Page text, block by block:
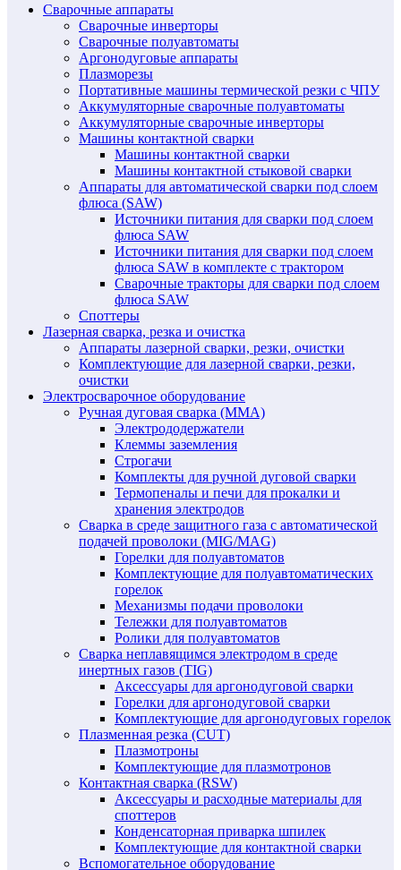
Сварочные аппараты
Сварочные инверторы
Сварочные полуавтоматы
Аргонодуговые аппараты
Плазморезы
Портативные машины термической резки с ЧПУ
Аккумуляторные сварочные полуавтоматы
Аккумуляторные сварочные инверторы
Машины контактной сварки
Машины контактной сварки
Машины контактной стыковой сварки
Аппараты для автоматической сварки под слоем
флюса (SAW)
Источники питания для сварки под слоем
флюса SAW
Источники питания для сварки под слоем
флюса SAW в комплекте с трактором
Сварочные тракторы для сварки под слоем
флюса SAW
Споттеры
Лазерная сварка, резка и очистка
Аппараты лазерной сварки, резки, очистки
Комплектующие для лазерной сварки, резки,
очистки
Электросварочное оборудование
Ручная дуговая сварка (MMA)
Электрододержатели
Клеммы заземления
Строгачи
Комплекты для ручной дуговой сварки
Термопеналы и печи для прокалки и
хранения электродов
Сварка в среде защитного газа с автоматической
подачей проволоки (MIG/MAG)
Горелки для полуавтоматов
Комплектующие для полуавтоматических
горелок
Механизмы подачи проволоки
Тележки для полуавтоматов
Ролики для полуавтоматов
Сварка неплавящимся электродом в среде
инертных газов (TIG)
Аксессуары для аргонодуговой сварки
Горелки для аргонодуговой сварки
Комплектующие для аргонодуговых горелок
Плазменная резка (CUT)
Плазмотроны
Комплектующие для плазмотронов
Контактная сварка (RSW)
Аксессуары и расходные материалы для
споттеров
Конденсаторная приварка шпилек
Комплектующие для контактной сварки
Вспомогательное оборудование